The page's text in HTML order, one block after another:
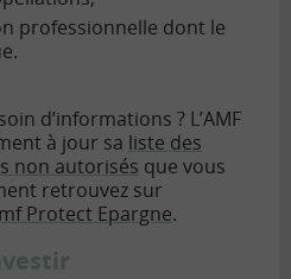
professionnelle dont le
d’informations ? L’AMF
à jour sa liste des
non autorisés que vous
retrouvez sur
Protect Epargne.